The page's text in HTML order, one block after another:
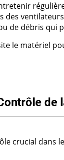
des
de débris qui
le matériel
de
crucial dans